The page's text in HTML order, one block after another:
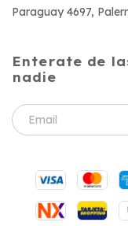
Paraguay 4697,
Enterate de
nadie